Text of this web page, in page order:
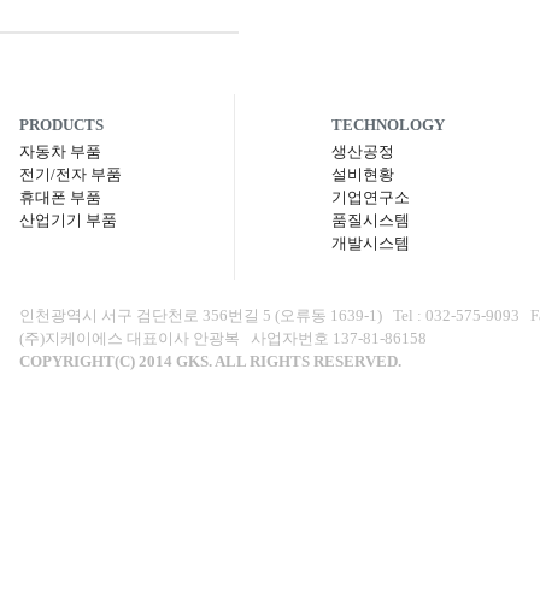
PRODUCTS
자동차 부품
전기/전자 부품
휴대폰 부품
산업기기 부품
TECHNOLOGY
생산공정
설비현황
기업연구소
품질시스템
개발시스템
인천광역시 서구 검단천로 356번길 5 (오류동 1639-1) Tel : 032-575-9093
(주)지케이에스 대표이사 안광복 사업자번호 137-81-86158
COPYRIGHT(C) 2014 GKS. ALL RIGHTS RESERVED.